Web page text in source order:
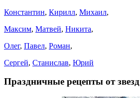
Константин, Кирилл, Михаил,
Максим, Матвей, Никита,
Олег, Павел, Роман,
Сергей, Станислав, Юрий
Праздничные рецепты от звезд